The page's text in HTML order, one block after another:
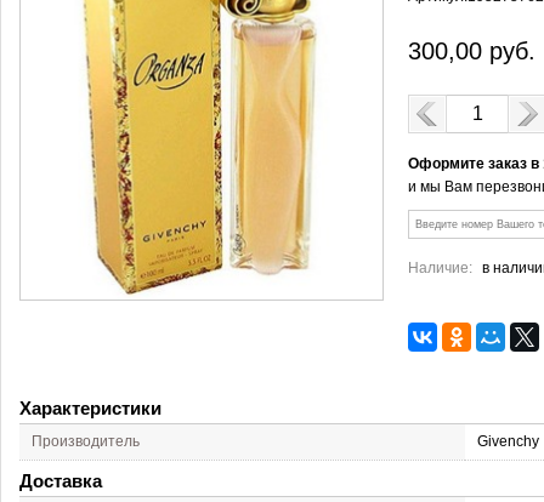
300,00 руб.
Оформите заказ
и мы Вам
Наличие: в
Характеристики
Производитель Givenchy
Доставка